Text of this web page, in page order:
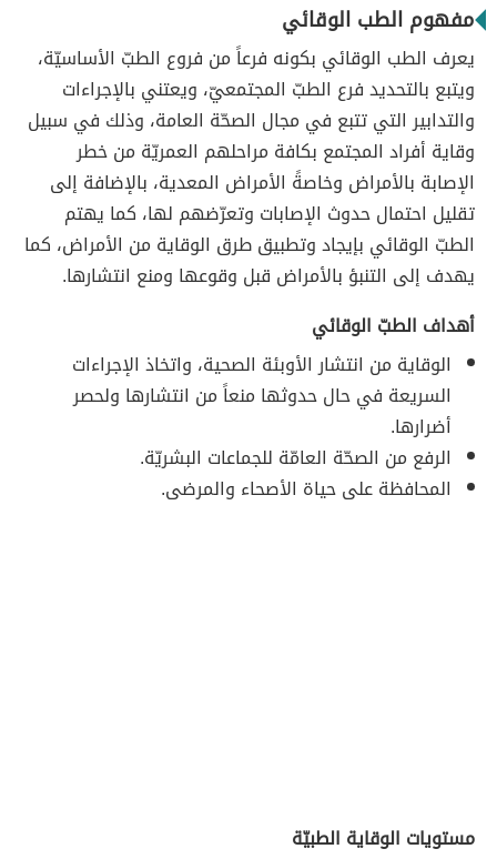
مفهوم الطب الوقائي
يعرف الطب الوقائي بكونه فرعاً من فروع الطبّ الأساسيّة،
ويتبع بالتحديد فرع الطبّ المجتمعيّ، ويعتني بالإجراءات
والتدابير التي تتبع في مجال الصحّة العامة، وذلك في سبيل
وقاية أفراد المجتمع بكافة مراحلهم العمريّة من خطر
الإصابة بالأمراض وخاصةً الأمراض المعدية، بالإضافة إلى
تقليل احتمال حدوث الإصابات وتعرّضهم لها، كما يهتم
الطبّ الوقائي بإيجاد وتطبيق طرق الوقاية من الأمراض، كما
يهدف إلى التنبؤ بالأمراض قبل وقوعها ومنع انتشارها.
أهداف الطبّ الوقائي
الوقاية من انتشار الأوبئة الصحية، واتخاذ الإجراءات
السريعة في حال حدوثها منعاً من انتشارها ولحصر
أضرارها.
الرفع من الصحّة العامّة للجماعات البشريّة.
المحافظة على حياة الأصحاء والمرضى.
مستويات الوقاية الطبيّة